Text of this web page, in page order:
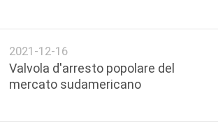
2021-12-16
Valvola d'arresto popolare del
mercato sudamericano